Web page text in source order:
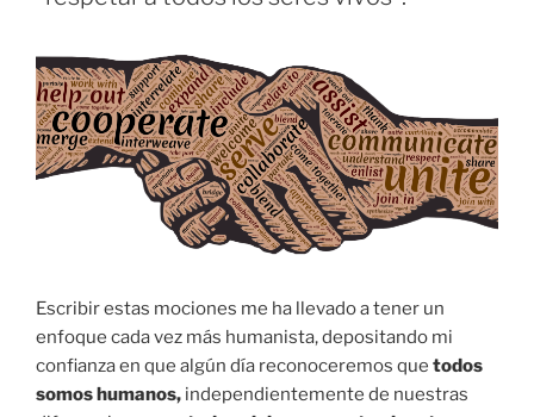
Escribir estas mociones me ha llevado a tener un
enfoque cada vez más humanista, depositando mi
confianza en que algún día reconoceremos que todos
somos humanos, independientemente de nuestras